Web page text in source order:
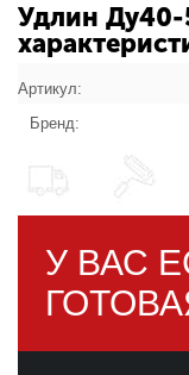
Удлин Ду40-
Артикул:
Бренд:
У ВАС